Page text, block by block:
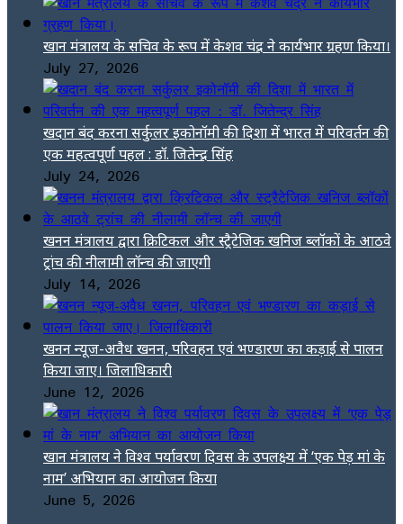
खान मंत्रालय के सचिव के रूप में केशव चंद्र ने कार्यभार ग्रहण किया।
July 27, 2026
खदान बंद करना सर्कुलर इकोनॉमी की दिशा में भारत में परिवर्तन की
एक महत्वपूर्ण पहल : डॉ. जितेन्द्र सिंह
July 24, 2026
खनन मंत्रालय द्वारा क्रिटिकल और स्ट्रैटेजिक खनिज ब्लॉकों के आठवे
ट्रांच की नीलामी लॉन्च की जाएगी
July 14, 2026
खनन न्यूज-अवैध खनन, परिवहन एवं भण्डारण का कड़ाई से पालन
किया जाए। जिलाधिकारी
June 12, 2026
खान मंत्रालय ने विश्व पर्यावरण दिवस के उपलक्ष्य में ‘एक पेड़ मां के
नाम’ अभियान का आयोजन किया
June 5, 2026